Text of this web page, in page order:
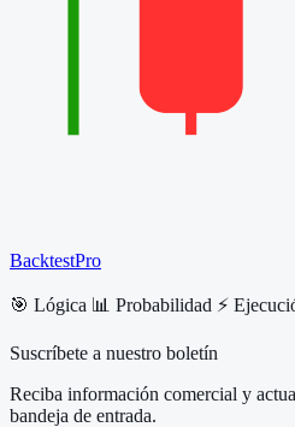
BacktestPro
🎯 Lógica 📊 Probabilidad ⚡
Suscríbete a nuestro boletín
Reciba información comercial y
bandeja de entrada.